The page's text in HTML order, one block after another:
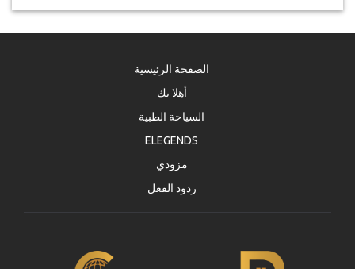
الصفحة الرئيسية
أهلا بك
السياحة الطبية
ELEGENDS
مزودي
ردود الفعل